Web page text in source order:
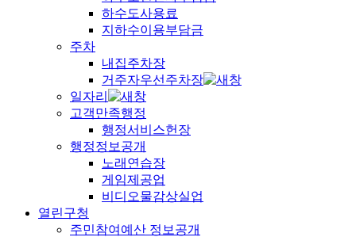
하수도사용료
지하수이용부담금
주차
내집주차장
거주자우선주차장
일자리
고객만족행정
행정서비스헌장
행정정보공개
노래연습장
게임제공업
비디오물감상실업
열린구청
주민참여예산 정보공개